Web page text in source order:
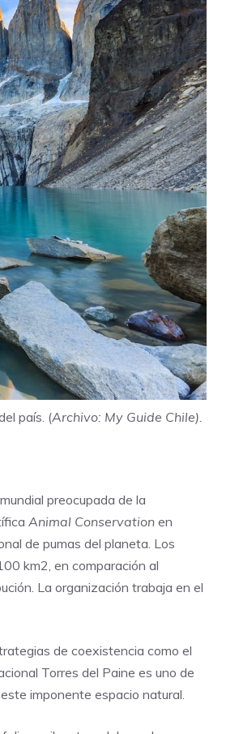
país. (Archivo: My Guide Chile).
preocupada de la
Animal Conservation en
de pumas del planeta. Los
km2, en comparación al
La organización trabaja en el
de coexistencia como el
Torres del Paine es uno de
imponente espacio natural.